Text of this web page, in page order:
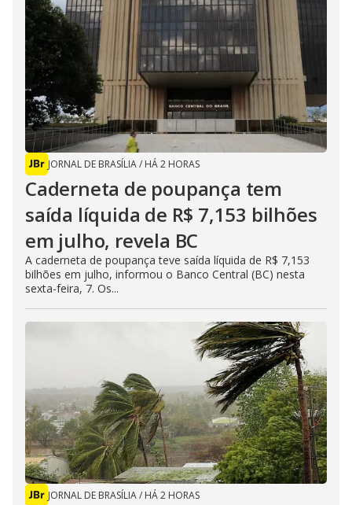
JORNAL DE BRASÍLIA/ HÁ 2 HORAS
Caderneta de poupança tem
saída líquida de R$ 7,153 bilhões
em julho, revela BC
A caderneta de poupança teve saída líquida de R$ 7,153
bilhões em julho, informou o Banco Central (BC) nesta
sexta-feira, 7. Os...
JORNAL DE BRASÍLIA/ HÁ 2 HORAS